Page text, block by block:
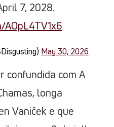
7, 2028.
May 30, 2026
confundida com A
longa
Vaniček e que